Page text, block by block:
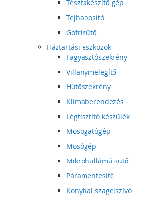
Tésztakészítő gép
Tejhabosító
Gofrisütő
Háztartási eszközök
Fagyasztószekrény
Villanymelegítő
Hűtőszekrény
Klímaberendezés
Légtisztító készülék
Mosogatógép
Mosógép
Mikrohullámú sütő
Páramentesítő
Konyhai szagelszívó